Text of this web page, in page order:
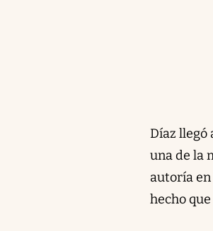
Díaz llegó
una de la
autoría en
hecho